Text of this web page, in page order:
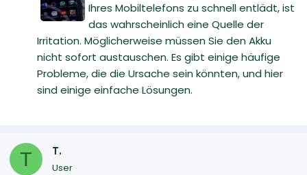
Ihres Mobiltelefons zu schnell entlädt, ist
das wahrscheinlich eine Quelle der
Irritation. Möglicherweise müssen Sie den Akku
nicht sofort austauschen. Es gibt einige häufige
Probleme, die die Ursache sein könnten, und hier
sind einige einfache Lösungen.
T T.
User